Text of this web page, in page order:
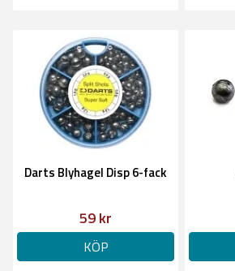
Darts Blyhagel Disp 6-fack
59 kr
KÖP